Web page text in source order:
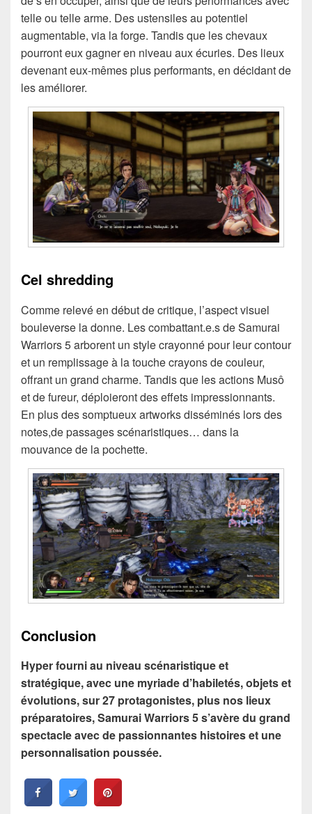
telle ou telle arme. Des ustensiles au potentiel
augmentable, via la forge. Tandis que les chevaux
pourront eux gagner en niveau aux écuries. Des lieux
devenant eux-mêmes plus performants, en décidant de
les améliorer.
Cel shredding
Comme relevé en début de critique, l’aspect visuel
bouleverse la donne. Les combattant.e.s de Samurai
Warriors 5 arborent un style crayonné pour leur contour
et un remplissage à la touche crayons de couleur,
offrant un grand charme. Tandis que les actions Musô
et de fureur, déploieront des effets impressionnants.
En plus des somptueux artworks disséminés lors des
notes,de passages scénaristiques… dans la
mouvance de la pochette.
Conclusion
Hyper fourni au niveau scénaristique et
stratégique, avec une myriade d’habiletés, objets et
évolutions, sur 27 protagonistes, plus nos lieux
préparatoires, Samurai Warriors 5 s’avère du grand
spectacle avec de passionnantes histoires et une
personnalisation poussée.